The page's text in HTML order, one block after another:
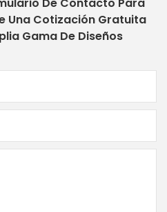
Una Cotización Gratuita
Gama De Diseños